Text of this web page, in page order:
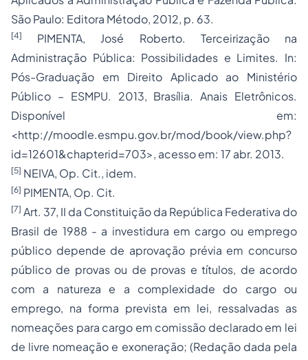
São Paulo: Editora Método, 2012, p. 63.
[4]
PIMENTA, José Roberto. Terceirização na
Administração Pública: Possibilidades e Limites. In:
Pós-Graduação em Direito Aplicado ao Ministério
Público – ESMPU. 2013, Brasília. Anais Eletrônicos.
Disponível em:
<http://moodle.esmpu.gov.br/mod/book/view.php?
id=12601&chapterid=703>, acesso em: 17 abr. 2013.
[5] NEIVA, Op. Cit., idem.
[6] PIMENTA, Op. Cit.
[7] Art. 37, II da Constituição da República Federativa do
Brasil de 1988 - a investidura em cargo ou emprego
público depende de aprovação prévia em concurso
público de provas ou de provas e títulos, de acordo
com a natureza e a complexidade do cargo ou
emprego, na forma prevista em lei, ressalvadas as
nomeações para cargo em comissão declarado em lei
de livre nomeação e exoneração; (Redação dada pela